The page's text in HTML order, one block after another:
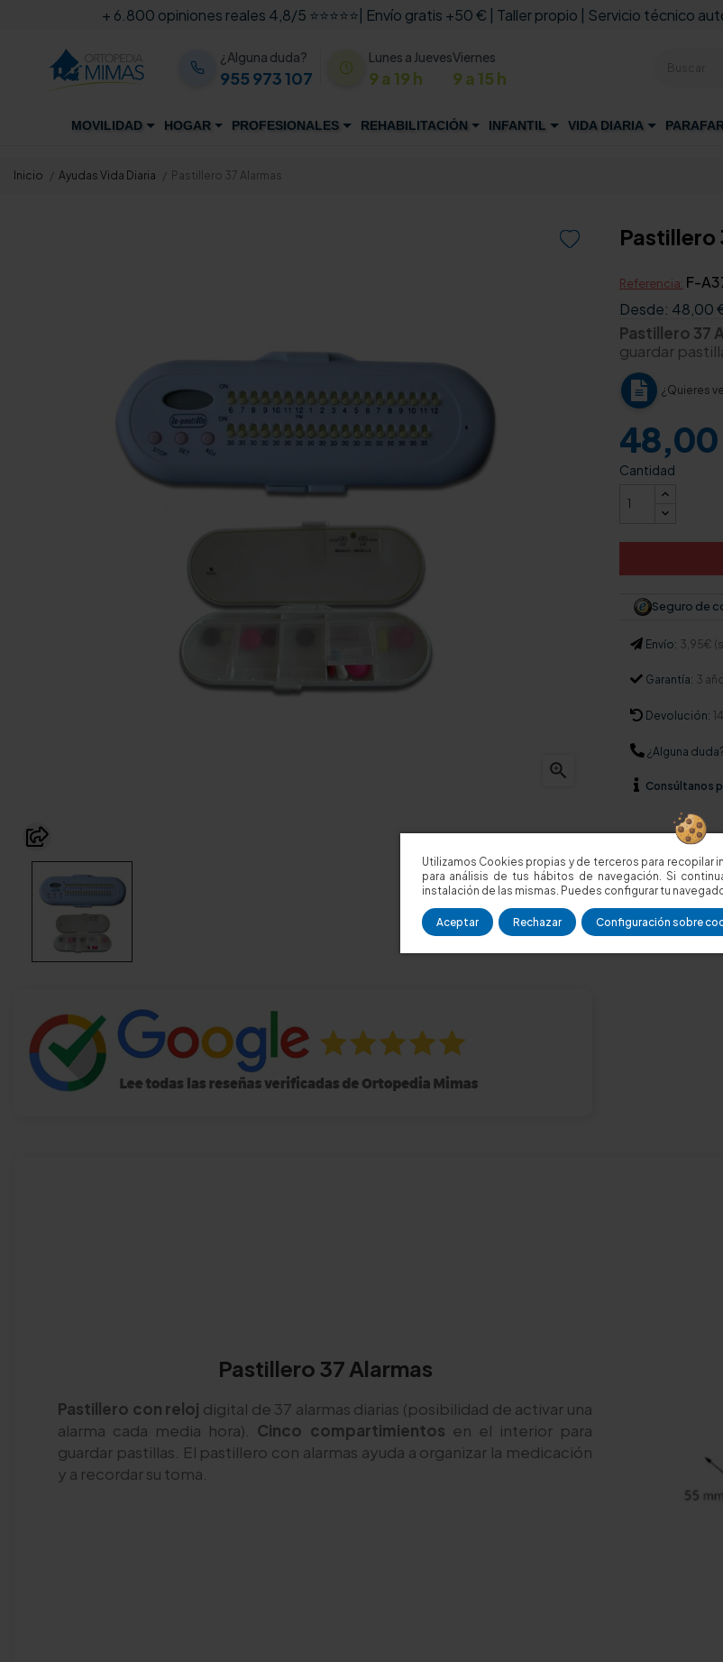
Utilizamos Cookies propias y de terceros para recopilar
para análisis de tus hábitos de navegación. Si
instalación de las mismas. Puedes configurar tu
Aceptar Rechazar Configuración sobre
+ 6.800 opiniones reales 4,8/5 ⭐⭐⭐⭐⭐| Envío gratis +50 € | Taller propio | Servicio técnico
¿Alguna duda?
955 973 107
Lunes a Jueves
9 a 19 h
Viernes
9 a 15 h
MOVILIDAD HOGAR PROFESIONALES REHABILITACIÓN INFANTIL VIDA DIARIA
Inicio Ayudas Vida Diaria Pastillero 37 Alarmas


Pastillero
Referencia: F-
Desde: 48,00
Pastillero 37
guardar
¿Quieres
Cantidad
Seguro de
Envío: 3,95€
Garantía: 3
Devolución:
¿Alguna
Consúltanos
Pastillero 37 Alarmas
Pastillero con reloj digital de 37 alarmas diarias (posibilidad de activar una
alarma cada media hora). Cinco compartimientos en el interior para
guardar pastillas. El pastillero con alarmas ayuda a organizar la medicación
y a recordar su toma.